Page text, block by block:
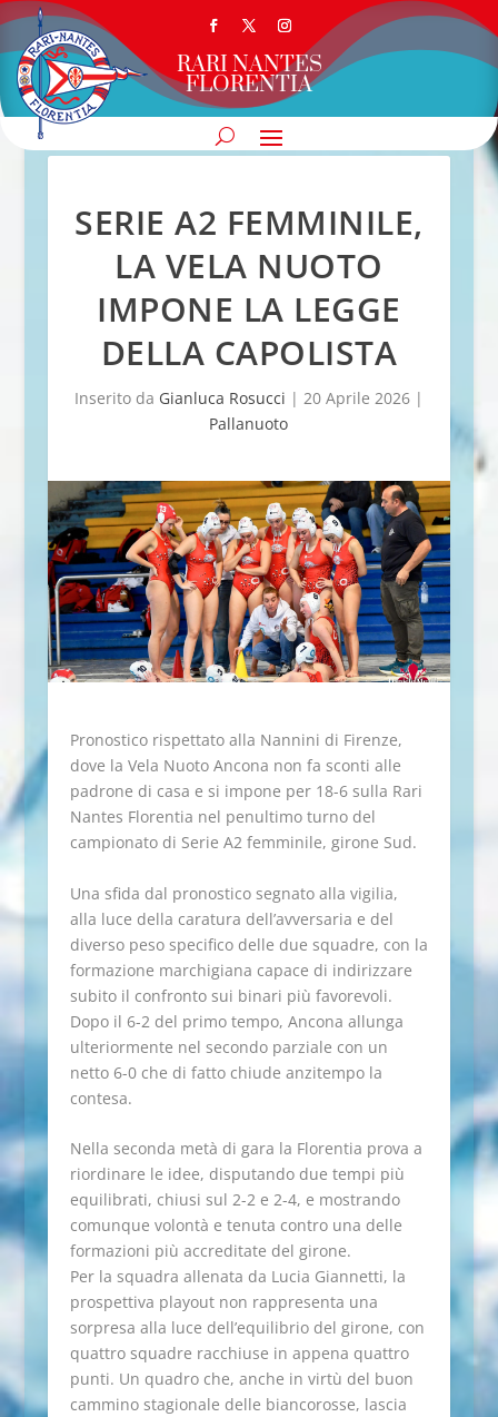
RARI NANTES
FLORENTIA
SERIE A2 FEMMINILE,
LA VELA NUOTO
IMPONE LA LEGGE
DELLA CAPOLISTA
Inserito da Gianluca Rosucci | 20 Aprile 2026|
Pallanuoto
Pronostico rispettato alla Nannini di Firenze,
dove la Vela Nuoto Ancona non fa sconti alle
padrone di casa e si impone per 18-6 sulla Rari
Nantes Florentia nel penultimo turno del
campionato di Serie A2 femminile, girone Sud.
Una sfida dal pronostico segnato alla vigilia,
alla luce della caratura dell’avversaria e del
diverso peso specifico delle due squadre, con la
formazione marchigiana capace di indirizzare
subito il confronto sui binari più favorevoli.
Dopo il 6-2 del primo tempo, Ancona allunga
ulteriormente nel secondo parziale con un
netto 6-0 che di fatto chiude anzitempo la
contesa.
Nella seconda metà di gara la Florentia prova a
riordinare le idee, disputando due tempi più
equilibrati, chiusi sul 2-2 e 2-4, e mostrando
comunque volontà e tenuta contro una delle
formazioni più accreditate del girone.
Per la squadra allenata da Lucia Giannetti, la
prospettiva playout non rappresenta una
sorpresa alla luce dell’equilibrio del girone, con
quattro squadre racchiuse in appena quattro
punti. Un quadro che, anche in virtù del buon
cammino stagionale delle biancorosse, lascia